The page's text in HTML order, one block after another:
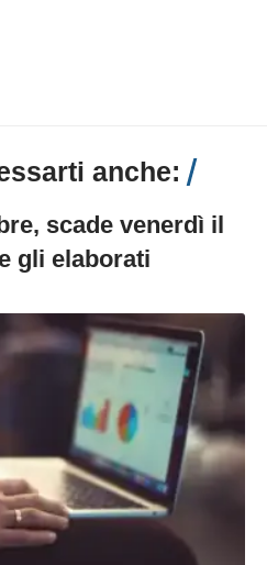
anche:
scade venerdì il
gli elaborati